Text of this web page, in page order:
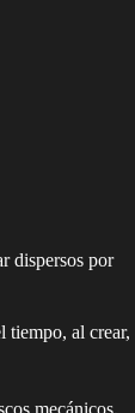
dispersos por
tiempo, al crear,
mecánicos,